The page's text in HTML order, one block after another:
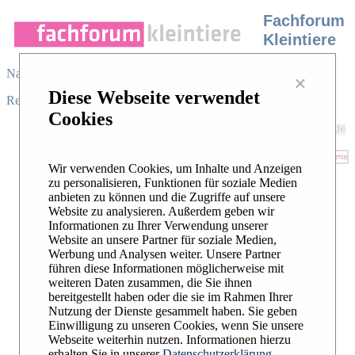
Fachforum
Kleintiere
Navigation
Register /Login|Desktop view |
Unterforen zu 19 Fachgebieten können
sich Tierärzte mit spezialisierten
Kollegen beraten. Das Forum steht
unter der Schirmherrschaft derDGK-
DVG. Es wird ermöglicht durch die
Unterstützung unserer Sponsoren.
Unsere Forumsregeln finden Siehier.
×
Diese Webseite verwendet
Cookies
Wir verwenden Cookies, um Inhalte und Anzeigen
zu personalisieren, Funktionen für soziale Medien
anbieten zu können und die Zugriffe auf unsere
Website zu analysieren. Außerdem geben wir
Informationen zu Ihrer Verwendung unserer
Website an unsere Partner für soziale Medien,
Werbung und Analysen weiter. Unsere Partner
führen diese Informationen möglicherweise mit
weiteren Daten zusammen, die Sie ihnen
bereitgestellt haben oder die sie im Rahmen Ihrer
Nutzung der Dienste gesammelt haben. Sie geben
Einwilligung zu unseren Cookies, wenn Sie unsere
Webseite weiterhin nutzen. Informationen hierzu